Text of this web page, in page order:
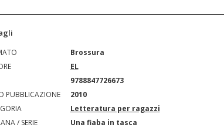
Brossura
EL
9788847726673
PUBBLICAZIONE
2010
Letteratura per ragazzi
/ SERIE
Una fiaba in tasca